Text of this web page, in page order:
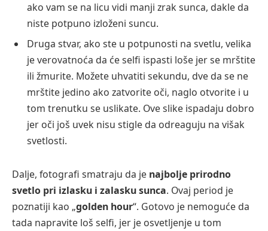
ako vam se na licu vidi manji zrak sunca, dakle da
niste potpuno izloženi suncu.
Druga stvar, ako ste u potpunosti na svetlu, velika
je verovatnoća da će selfi ispasti loše jer se mrštite
ili žmurite. Možete uhvatiti sekundu, dve da se ne
mrštite jedino ako zatvorite oči, naglo otvorite i u
tom trenutku se uslikate. Ove slike ispadaju dobro
jer oči još uvek nisu stigle da odreaguju na višak
svetlosti.
Dalje, fotografi smatraju da je najbolje prirodno
svetlo pri izlasku i zalasku sunca. Ovaj period je
poznatiji kao „golden hour“. Gotovo je nemoguće da
tada napravite loš selfi, jer je osvetljenje u tom